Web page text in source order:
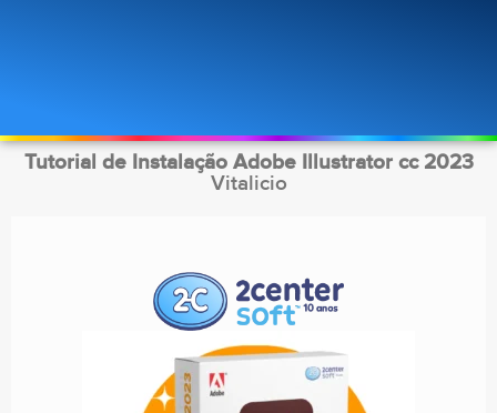
Tutorial de Instalação Adobe Illustrator cc 2023
Vitalicio